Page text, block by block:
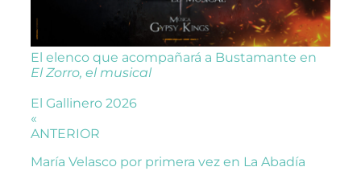
El elenco que acompañará a Bustamante en
El Zorro, el musical
El Gallinero 2026
«
ANTERIOR
María Velasco por primera vez en La Abadía